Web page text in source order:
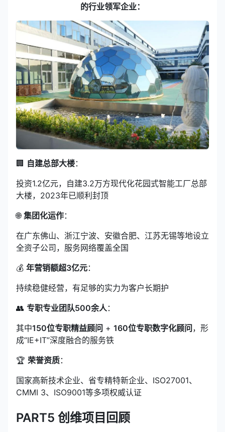
的行业领军企业：
🏢 自建总部大楼：
投资1.2亿元，自建3.2万方现代化花园式智能工厂总部
大楼，2023年已顺利封顶
🌐集团化运作：
在广东佛山、浙江宁波、安徽合肥、江苏无锡等地设立
全资子公司，服务网络覆盖全国
💰 年营销额超3亿元：
持续稳健经营，有足够的实力为客户长期护
👥 专职专业团队500余人 ：
其中150位专职精益顾问 + 160位专职数字化顾问，形
成“IE+IT”深度融合的服务铁
🏆 荣誉资质：
国家高新技术企业、省专精特新企业、ISO27001、
CMMI 3、ISO9001等多项权威认证
PART5 创维项目回顾